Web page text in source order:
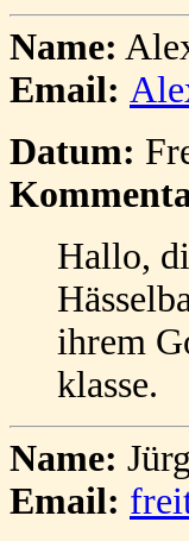
Name:
Email:
Datum:
Hallo,
ihrem
klasse.
Name:
Email: